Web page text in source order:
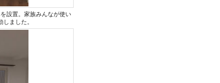
設置。家族みんなが使い
ました。